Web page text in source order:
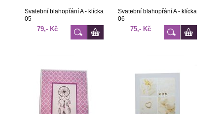
Svatební blahopřání A - klícka
05
79,- Kč
Svatební blahopřání A - klícka
06
75,- Kč